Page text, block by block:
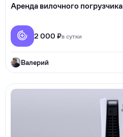
Аренда вилочного погрузчика
2 000 ₽в сутки
Валерий